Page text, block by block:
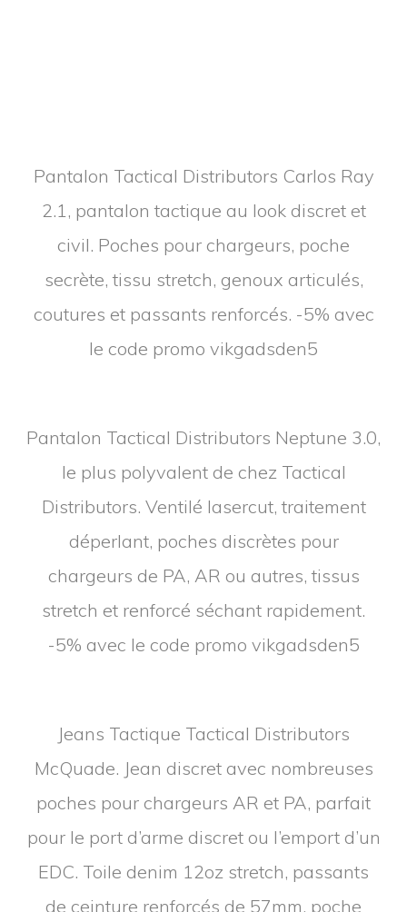
Pantalon Tactical Distributors Neptune 3.0,
le plus polyvalent de chez Tactical
Distributors. Ventilé lasercut, traitement
déperlant, poches discrètes pour
chargeurs de PA, AR ou autres, tissus
stretch et renforcé séchant rapidement.
Jeans Tactique Tactical Distributors
McQuade. Jean discret avec nombreuses
poches pour chargeurs AR et PA, parfait
pour le port d’arme discret ou l’emport d’un
EDC. Toile denim 12oz stretch, passants
de ceinture renforcés de 57mm, poche
vikgadsden5
© 2026Vik GN | Survik.fr